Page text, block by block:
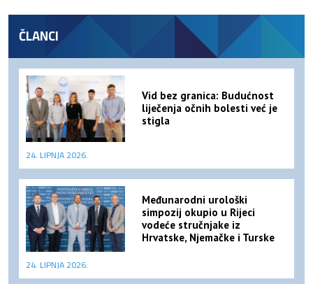
ČLANCI
Vid bez granica: Budućnost
liječenja očnih bolesti već je
stigla
24. LIPNJA 2026.
Međunarodni urološki
simpozij okupio u Rijeci
vodeće stručnjake iz
Hrvatske, Njemačke i Turske
24. LIPNJA 2026.